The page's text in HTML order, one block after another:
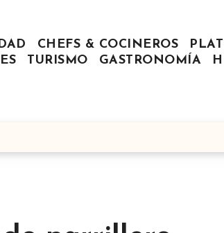
CHEFS & COCINEROS
TURISMO GASTRONOMÍA